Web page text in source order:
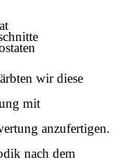
wir diese
mit
anzufertigen.
nach dem